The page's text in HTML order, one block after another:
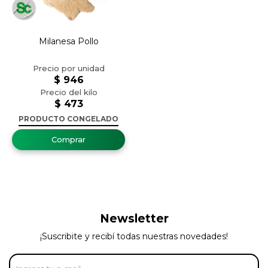
Milanesa Pollo
$ 473
$ 946
PRODUCTO CONGELADO
Newsletter
¡Suscribite y recibí todas nuestras novedades!